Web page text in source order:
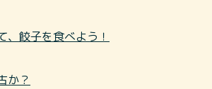
、餃子を食べよう！
か？